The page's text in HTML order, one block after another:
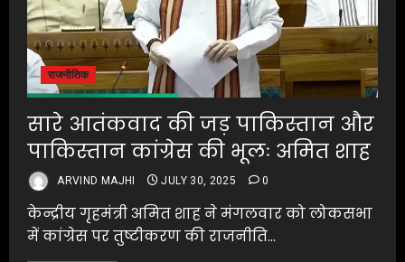
राजनीतिक
सारे आतंकवाद की जड़ पाकिस्तान और
पाकिस्तान कांग्रेस की भूलः अमित शाह
ARVIND MAJHI JULY 30, 2025 0
केन्द्रीय गृहमंत्री अमित शाह ने मंगलवार को लोकसभा
में कांग्रेस पर तुष्टीकरण की राजनीति...